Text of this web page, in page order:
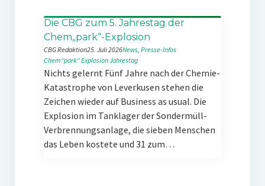
Die CBG zum 5. Jahrestag der
Chem„park“-Explosion
CBG Redaktion25. Juli 2026News, Presse-Infos
Chem“park“ExplosionJahrestag
Nichts gelernt Fünf Jahre nach der Chemie-
Katastrophe von Leverkusen stehen die
Zeichen wieder auf Business as usual. Die
Explosion im Tanklager der Sondermüll-
Verbrennungsanlage, die sieben Menschen
das Leben kostete und 31 zum…